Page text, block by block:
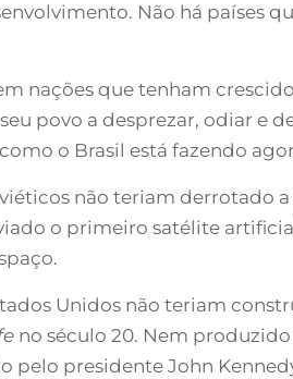
Não há países
nações que tenham
povo a desprezar, odiar e
o Brasil está fazendo
não teriam derrotado
o primeiro satélite
Unidos não teriam
no século 20. Nem
pelo presidente John Kennedy